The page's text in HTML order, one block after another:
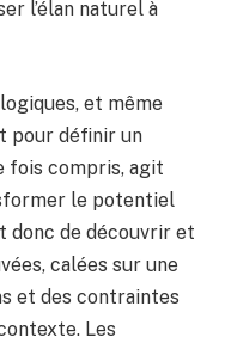
l’élan naturel à
et même
pour définir un
fois compris, agit
le potentiel
donc de découvrir et
calées sur une
et des contraintes
Les